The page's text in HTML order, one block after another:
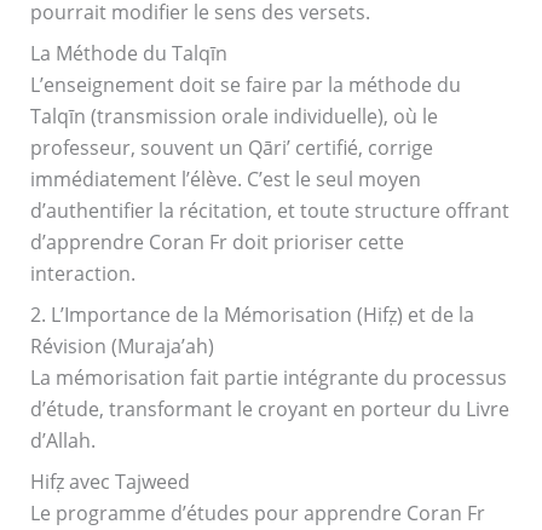
pourrait modifier le sens des versets.
La Méthode du Talqīn
L’enseignement doit se faire par la méthode du
Talqīn (transmission orale individuelle), où le
professeur, souvent un Qāri’ certifié, corrige
immédiatement l’élève. C’est le seul moyen
d’authentifier la récitation, et toute structure offrant
d’apprendre Coran Fr doit prioriser cette
interaction.
2. L’Importance de la Mémorisation (Hifẓ) et de la
Révision (Muraja’ah)
La mémorisation fait partie intégrante du processus
d’étude, transformant le croyant en porteur du Livre
d’Allah.
Hifẓ avec Tajweed
Le programme d’études pour apprendre Coran Fr